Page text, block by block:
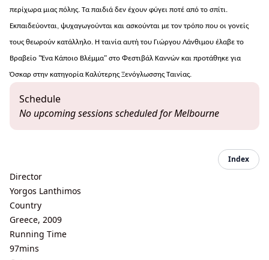
περίχωρα μιας πόλης. Τα παιδιά δεν έχουν φύγει ποτέ από το σπίτι.
Εκπαιδεύονται, ψυχαγωγούνται και ασκούνται με τον τρόπο που οι γονείς
τους θεωρούν κατάλληλο. Η ταινία αυτή του Γιώργου Λάνθιμου έλαβε το
Βραβείο "Ένα Κάποιο Βλέμμα" στο Φεστιβάλ Καννών και προτάθηκε για
Όσκαρ στην κατηγορία Καλύτερης Ξενόγλωσσης Ταινίας.
Schedule
No upcoming sessions scheduled for Melbourne
Index
Director
Yorgos Lanthimos
Country
Greece, 2009
Running Time
97mins